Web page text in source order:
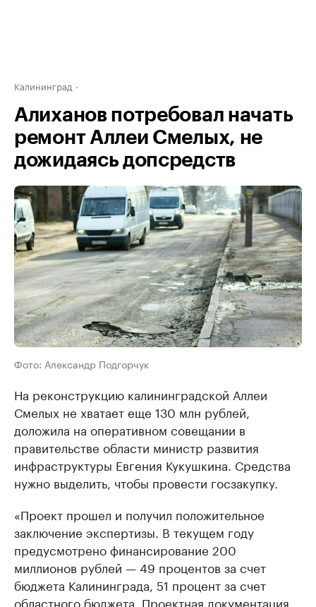
Калининград
Алиханов потребовал начать
ремонт Аллеи Смелых, не
дожидаясь допсредств
Фото: Александр Подгорчук
На реконструкцию калининградской Аллеи
Смелых не хватает еще 130 млн рублей,
доложила на оперативном совещании в
правительстве области министр развития
инфраструктуры Евгения Кукушкина. Средства
нужно выделить, чтобы провести госзакупку.
«Проект прошел и получил положительное
заключение экспертизы. В текущем году
предусмотрено финансирование 200
миллионов рублей — 49 процентов за счет
бюджета Калининграда, 51 процент за счет
областного бюджета. Проектная документация